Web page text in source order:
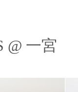
@ 一宮